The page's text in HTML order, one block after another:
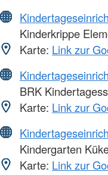
Kinderkrippe
Karte: Link zur
BRK
Karte: Link zur
Kindergarten
Karte: Link zur